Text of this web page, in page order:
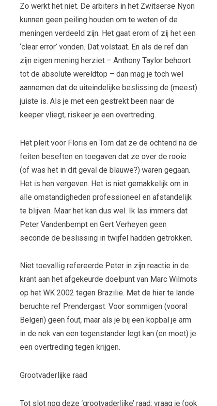
Zo werkt het niet. De arbiters in het Zwitserse Nyon
kunnen geen peiling houden om te weten of de
meningen verdeeld zijn. Het gaat erom of zij het een
‘clear error’ vonden. Dat volstaat. En als de ref dan
zijn eigen mening herziet – Anthony Taylor behoort
tot de absolute wereldtop – dan mag je toch wel
aannemen dat de uiteindelijke beslissing de (meest)
juiste is. Als je met een gestrekt been naar de
keeper vliegt, riskeer je een overtreding.
Het pleit voor Floris en Tom dat ze de ochtend na de
feiten beseften en toegaven dat ze over de rooie
(of was het in dit geval de blauwe?) waren gegaan.
Het is hen vergeven. Het is niet gemakkelijk om in
alle omstandigheden professioneel en afstandelijk
te blijven. Maar het kan dus wel. Ik las immers dat
Peter Vandenbempt en Gert Verheyen geen
seconde de beslissing in twijfel hadden getrokken.
Niet toevallig refereerde Peter in zijn reactie in de
krant aan het afgekeurde doelpunt van Marc Wilmots
op het WK 2002 tegen Brazilië. Met de hier te lande
beruchte ref Prendergast. Voor sommigen (vooral
Belgen) geen fout, maar als je bij een kopbal je arm
in de nek van een tegenstander legt kan (en moet) je
een overtreding tegen krijgen.
Grootvaderlijke raad
Tot slot nog deze ‘grootvaderlijke’ raad: vraag je (ook